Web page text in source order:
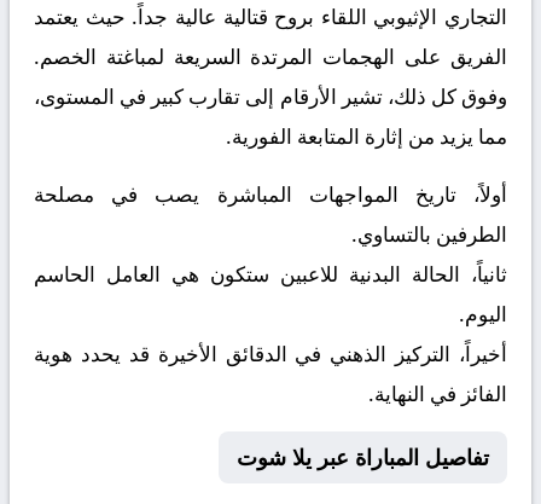
التجاري الإثيوبي اللقاء بروح قتالية عالية جداً. حيث يعتمد
الفريق على الهجمات المرتدة السريعة لمباغتة الخصم.
وفوق كل ذلك، تشير الأرقام إلى تقارب كبير في المستوى،
مما يزيد من إثارة المتابعة الفورية.
أولاً، تاريخ المواجهات المباشرة يصب في مصلحة
الطرفين بالتساوي.
ثانياً، الحالة البدنية للاعبين ستكون هي العامل الحاسم
اليوم.
أخيراً، التركيز الذهني في الدقائق الأخيرة قد يحدد هوية
الفائز في النهاية.
تفاصيل المباراة عبر يلا شوت